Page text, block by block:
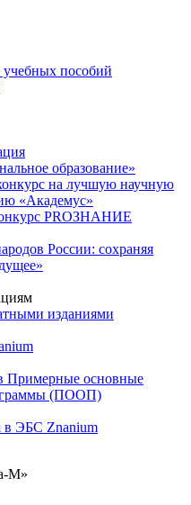
пособий
образование»
на лучшую научную
«Академус»
PROЗНАНИЕ
России: сохраняя
изданиями
Примерные основные
(ПООП)
в ЭБС Znanium
М»